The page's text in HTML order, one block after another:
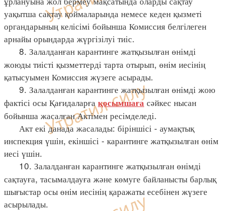
уақытша сақтау қоймаларында немесе кеден қызметі
органдарының келісімі бойынша Комиссия белгілеген
арнайы орындарда жүргізілуі тиіс.
8. Залалданған карантинге жатқызылған өнімді
жоюды тиісті қызметтерді тарта отырып, өнім иесінің
қатысуымен Комиссия жүзеге асырады.
9. Залалданған карантинге жатқызылған өнімді жою
фактісі осы Қағидаларғақосымшағасәйкес нысан
бойынша жасалған Актімен ресімделеді.
Акт екі данада жасалады: біріншісі - аумақтық
инспекция үшін, екіншісі - карантинге жатқызылған өнім
иесі үшін.
10. Залалданған карантинге жатқызылған өнімді
сақтауға, тасымалдауға және көмуге байланысты барлық
шығыстар осы өнім иесінің қаражаты есебінен жүзеге
асырылады.